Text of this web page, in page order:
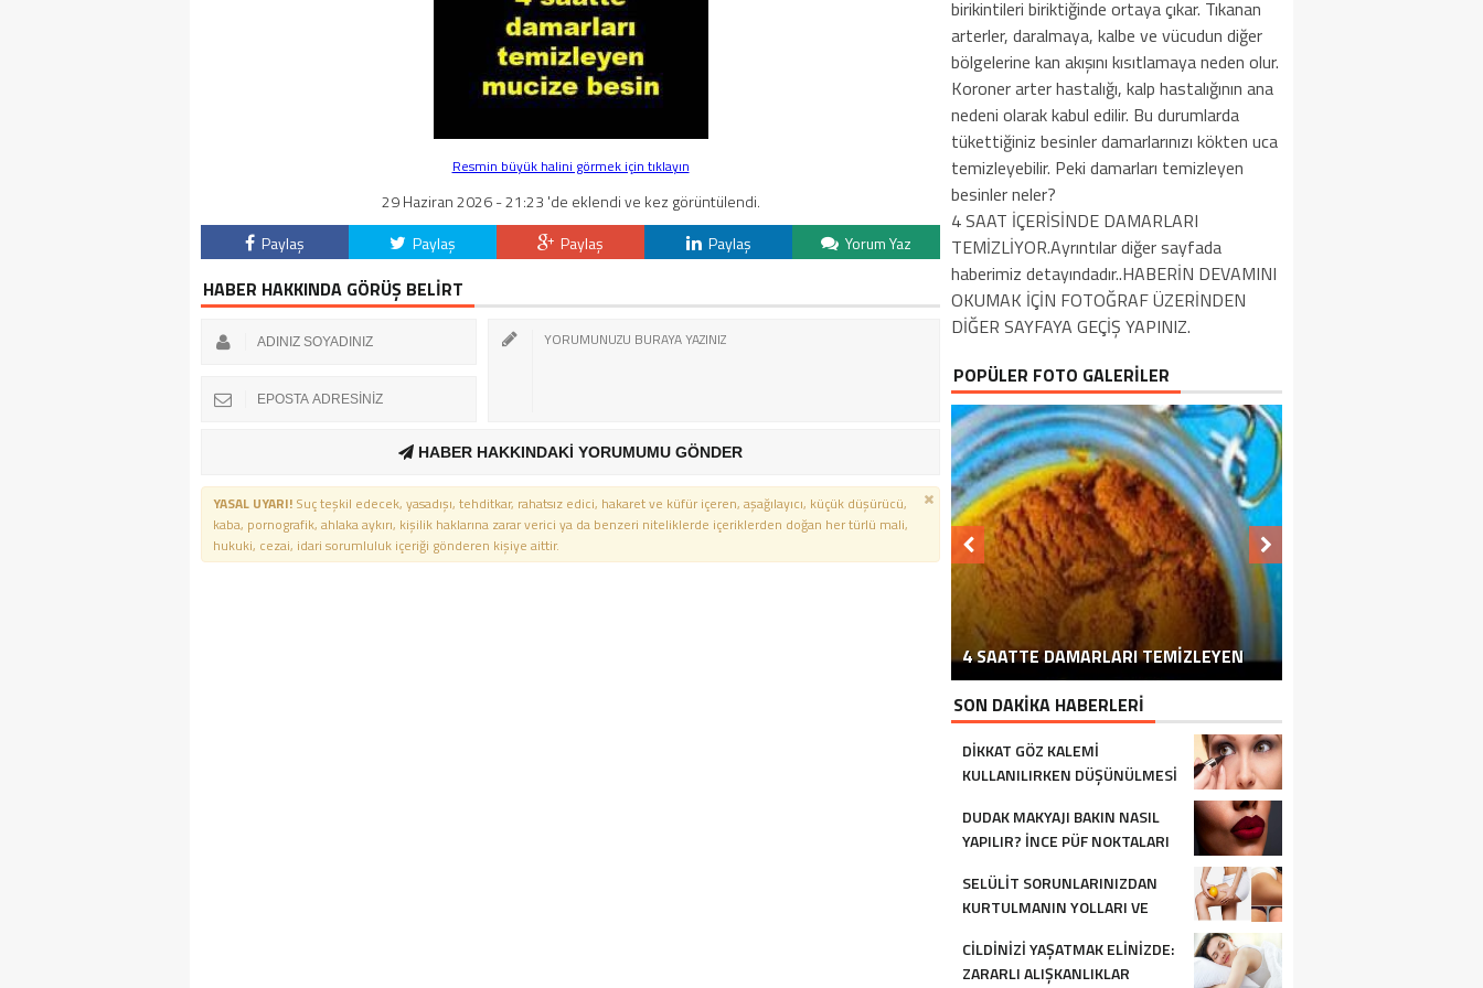
Resmin büyük halini görmek için tıklayın
29 Haziran 2026 - 21:23 'de eklendi ve kez görüntülendi.
Paylaş
Paylaş Paylaş Paylaş Yorum Yaz
HABER HAKKINDA GÖRÜŞ BELİRT
HABER HAKKINDAKİ YORUMUMU GÖNDER
YASAL UYARI! Suç teşkil edecek, yasadışı, tehditkar, rahatsız edici, hakaret ve küfür içeren, aşağılayıcı, küçük düşürücü,
kaba, pornografik, ahlaka aykırı, kişilik haklarına zarar verici ya da benzeri niteliklerde içeriklerden doğan her türlü mali,
hukuki, cezai, idari sorumluluk içeriği gönderen kişiye aittir.
birikintileri biriktiğinde ortaya çıkar. Tıkanan
arterler, daralmaya, kalbe ve vücudun diğer
bölgelerine kan akışını kısıtlamaya neden olur.
Koroner arter hastalığı, kalp hastalığının ana
nedeni olarak kabul edilir. Bu durumlarda
tükettiğiniz besinler damarlarınızı kökten uca
temizleyebilir. Peki damarları temizleyen
besinler neler?
4 SAAT İÇERİSİNDE DAMARLARI
TEMİZLİYOR.Ayrıntılar diğer sayfada
haberimiz detayındadır..HABERİN DEVAMINI
OKUMAK İÇİN FOTOĞRAF ÜZERİNDEN
DİĞER SAYFAYA GEÇİŞ YAPINIZ.
POPÜLER FOTO GALERİLER
4 SAATTE DAMARLARI TEMIZLEYEN
MILYONLARI İLGILENDIREN O KARAR
GERI ÇEKILDI..
E’RGENLIK ÇAĞINDAKI OĞLUM SINIF
ARKADAŞI İÇIN
TORUNUM ZIYARETE GELDIĞINDE
BANA
SON DAKİKA HABERLERİ
DIKKAT GÖZ KALEMI
KULLANILIRKEN DÜŞÜNÜLMESI
DUDAK MAKYAJI BAKIN NASIL
YAPILIR? İNCE PÜF NOKTALARI
SELÜLIT SORUNLARINIZDAN
KURTULMANIN YOLLARI VE
CILDINIZI YAŞATMAK ELINIZDE:
ZARARLI ALIŞKANLIKLAR